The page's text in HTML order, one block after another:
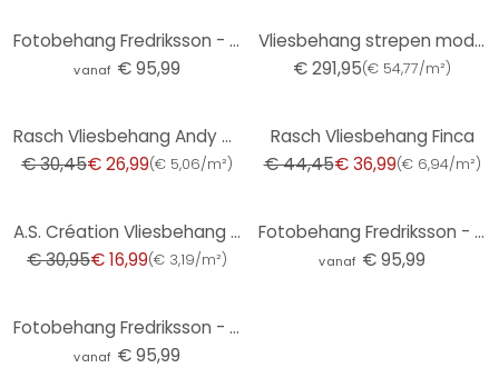
Fotobehang Fredriksson - Hexagons - Blue & Gold
vanaf € 95,99
Vliesbehang strepen modern in roze-bruin - Papis Loveday
€ 291,95(€ 54,77/m²)
Rasch Vliesbehang Andy Wand
€ 30,45€ 26,99(€ 5,06/m²)
Rasch Vliesbehang Finca
€ 44,45€ 36,99(€ 6,94/m²)
A.S. Création Vliesbehang Attractive
€ 30,95€ 16,99(€ 3,19/m²)
Fotobehang Fredriksson - Golden Geometry
vanaf € 95,99
Fotobehang Fredriksson - Blue Winter Sky
vanaf € 95,99